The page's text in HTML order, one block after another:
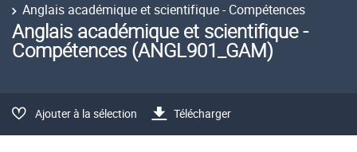
Anglais académique et scientifique - Compétences
Anglais académique et scientifique -
Compétences (ANGL901_GAM)
Ajouter à la sélection Télécharger